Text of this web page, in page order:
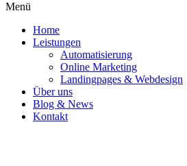
Menü
Home
Leistungen
Automatisierung
Online Marketing
Landingpages & Webdesign
Über uns
Blog & News
Kontakt